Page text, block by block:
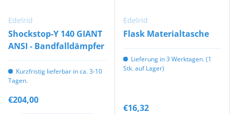
Edelrid
Shockstop-Y 140 GIANT
ANSI - Bandfalldämpfer
Kurzfristig lieferbar in ca. 3-10
Tagen.
€204,00
Edelrid
Flask Materialtasche
Lieferung in 3 Werktagen. (1
Stk. auf Lager)
€16,32